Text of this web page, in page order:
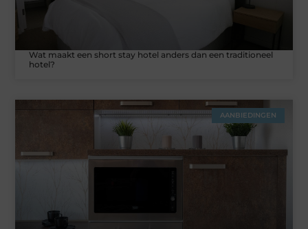
Wat maakt een short stay hotel anders dan een traditioneel
hotel?
AANBIEDINGEN